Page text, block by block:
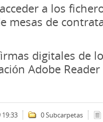
a los
mesas de
digitales de
Adobe Reader
0 Subcarpetas